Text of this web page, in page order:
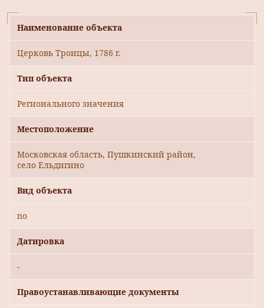
Наименование объекта
Церковь Троицы, 1786 г.
Тип объекта
Регионального значения
Местоположение
Московская область, Пушкинский район,
село Ельдигино
Вид объекта
no
Датировка
-
Правоустанавливающие документы